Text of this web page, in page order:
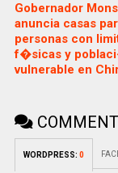
Gobernador
anuncia casas
personas con
f�sicas y
vulnerable en
WORDPRESS: 0